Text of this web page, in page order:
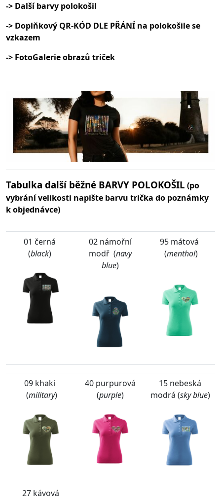
-> Další barvy polokošil
-> Doplňkový QR-KÓD DLE PŘÁNÍ na polokošile se
vzkazem
-> FotoGalerie obrazů triček
Tabulka další běžné BARVY POLOKOŠIL (po
vybrání velikosti napište barvu trička do poznámky
k objednávce)
01 černá
(black)
02 námořní
modř (navy
blue)
95 mátová
(menthol)
09 khaki
(military)
40 purpurová
(purple)
15 nebeská
modrá (sky blue)
27 kávová